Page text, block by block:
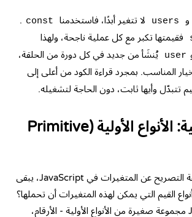
و users لا تتغير أبدًا، فاستخدمنا const
.
فقيمتها تكبر مع كل عملية ناجحة، ولهذا
user
يُنشَأ من جديد في كل دورة من الحلقة،
المناسب. بمجرد قراءة الكود من أعلى إلى
تتبدّل وأيها ثابت، دون الحاجة لتشغيله.
الخطوة التالية: الأنواع الأولية (Primitive
بعد أن أتقنت طريقة التصريح عن المتغيرات في JavaScript، يبقى
القيم التي يمكن لهذه المتغيرات أن تحملها؟
تمتلك JavaScript مجموعة صغيرة من الأنواع الأولية - الأرقام،